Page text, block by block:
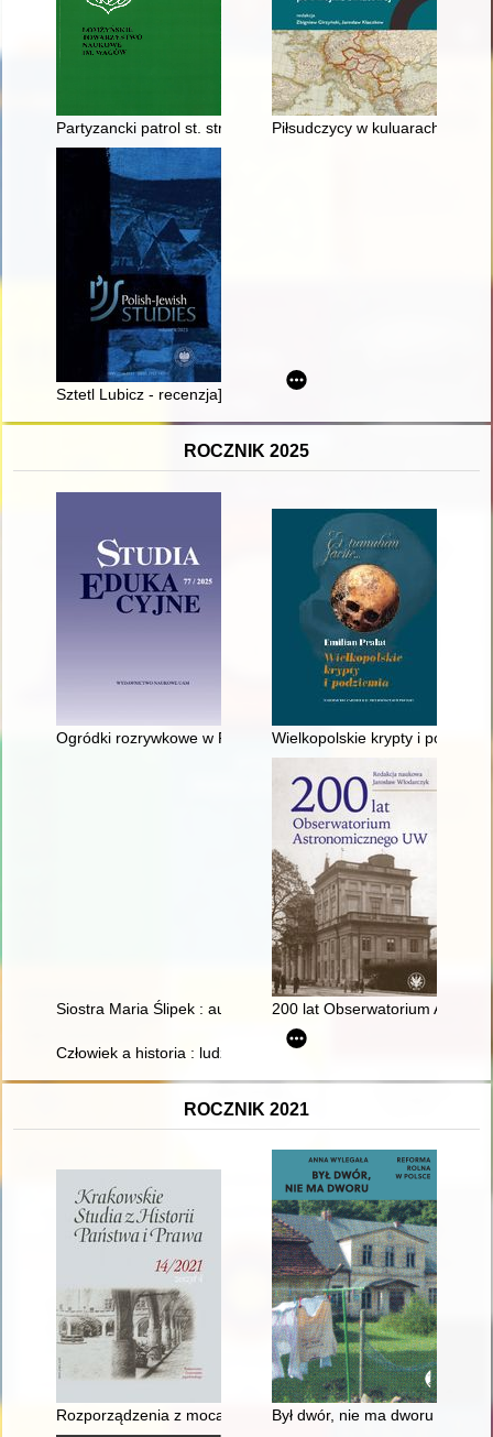
Partyzancki patrol st. strzel. Mariana Borysa "Czarnego" (18
Piłsudczycy w kuluarach
Sztetl Lubicz - recenzja]
ROCZNIK 2025
Ogródki rozrywkowe w Poznaniu w dziewiętnastym i
Wielkopolskie krypty i
Siostra Maria Ślipek : autobiografia : to, co jeszcze pamiętam
200 lat Obserwatorium
Człowiek a historia : ludzie i wydarzenia : praca zbiorowa. T. 11
ROCZNIK 2021
Rozporządzenia z mocą ustawy : modele, teoria i praktyka w
Był dwór, nie ma dworu :